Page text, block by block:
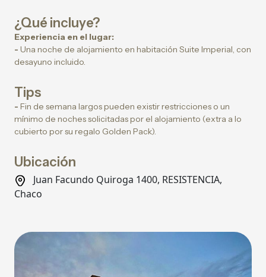
¿Qué incluye?
Experiencia en el lugar:
- Una noche de alojamiento en habitación Suite Imperial, con
desayuno incluido.
Tips
- Fin de semana largos pueden existir restricciones o un
mínimo de noches solicitadas por el alojamiento (extra a lo
cubierto por su regalo Golden Pack).
Ubicación
Juan Facundo Quiroga 1400, RESISTENCIA,
Chaco